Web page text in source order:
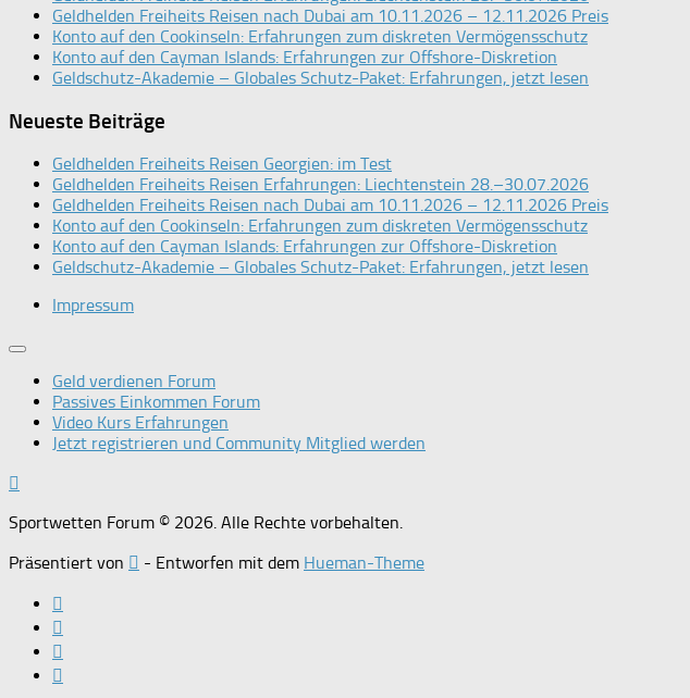
Geldhelden Freiheits Reisen nach Dubai am 10.11.2026 – 12.11.2026 Preis
Konto auf den Cookinseln: Erfahrungen zum diskreten Vermögensschutz
Konto auf den Cayman Islands: Erfahrungen zur Offshore-Diskretion
Geldschutz-Akademie – Globales Schutz-Paket: Erfahrungen, jetzt lesen
Neueste Beiträge
Geldhelden Freiheits Reisen Georgien: im Test
Geldhelden Freiheits Reisen Erfahrungen: Liechtenstein 28.–30.07.2026
Geldhelden Freiheits Reisen nach Dubai am 10.11.2026 – 12.11.2026 Preis
Konto auf den Cookinseln: Erfahrungen zum diskreten Vermögensschutz
Konto auf den Cayman Islands: Erfahrungen zur Offshore-Diskretion
Geldschutz-Akademie – Globales Schutz-Paket: Erfahrungen, jetzt lesen
Impressum
Geld verdienen Forum
Passives Einkommen Forum
Video Kurs Erfahrungen
Jetzt registrieren und Community Mitglied werden
Sportwetten Forum © 2026. Alle Rechte vorbehalten.
Präsentiert von
- Entworfen mit dem Hueman-Theme